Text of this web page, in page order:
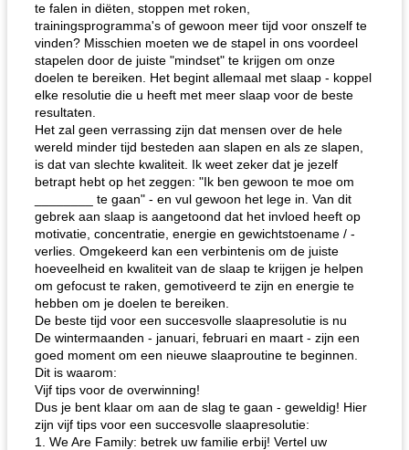
te falen in diëten, stoppen met roken,
trainingsprogramma's of gewoon meer tijd voor onszelf te
vinden? Misschien moeten we de stapel in ons voordeel
stapelen door de juiste "mindset" te krijgen om onze
doelen te bereiken. Het begint allemaal met slaap - koppel
elke resolutie die u heeft met meer slaap voor de beste
resultaten.
Het zal geen verrassing zijn dat mensen over de hele
wereld minder tijd besteden aan slapen en als ze slapen,
is dat van slechte kwaliteit. Ik weet zeker dat je jezelf
betrapt hebt op het zeggen: "Ik ben gewoon te moe om
________ te gaan" - en vul gewoon het lege in. Van dit
gebrek aan slaap is aangetoond dat het invloed heeft op
motivatie, concentratie, energie en gewichtstoename / -
verlies. Omgekeerd kan een verbintenis om de juiste
hoeveelheid en kwaliteit van de slaap te krijgen je helpen
om gefocust te raken, gemotiveerd te zijn en energie te
hebben om je doelen te bereiken.
De beste tijd voor een succesvolle slaapresolutie is nu
De wintermaanden - januari, februari en maart - zijn een
goed moment om een ​​nieuwe slaaproutine te beginnen.
Dit is waarom:
Vijf tips voor de overwinning!
Dus je bent klaar om aan de slag te gaan - geweldig! Hier
zijn vijf tips voor een succesvolle slaapresolutie:
1. We Are Family: betrek uw familie erbij! Vertel uw